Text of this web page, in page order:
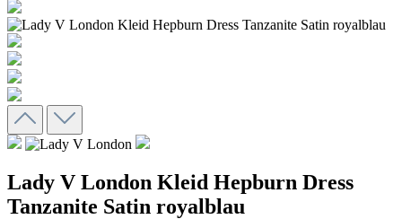
Lady V London Kleid Hepburn Dress
Tanzanite Satin royalblau